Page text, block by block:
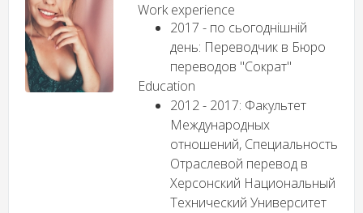
Work experience
2017 - по сьогоднішній
день: Переводчик в Бюро
переводов "Сократ"
Education
2012 - 2017: Факультет
Международных
отношений, Специальность
Отраслевой перевод в
Херсонский Национальный
Технический Университет